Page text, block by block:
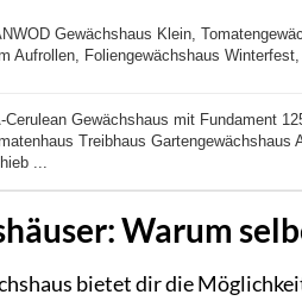
Gewächshaus Klein,
Aufrollen, Foliengewächshaus Winterfest,
Cerulean Gewächshaus mit Fundament
Treibhaus Gartengewächshaus
...
Warum
bietet dir die